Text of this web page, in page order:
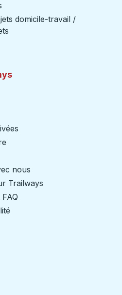
domicile-travail /
nous
Trailways